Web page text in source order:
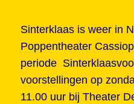
Sinterklaas is weer in
Poppentheater
periode
voorstellingen op
11.00 uur bij Theater